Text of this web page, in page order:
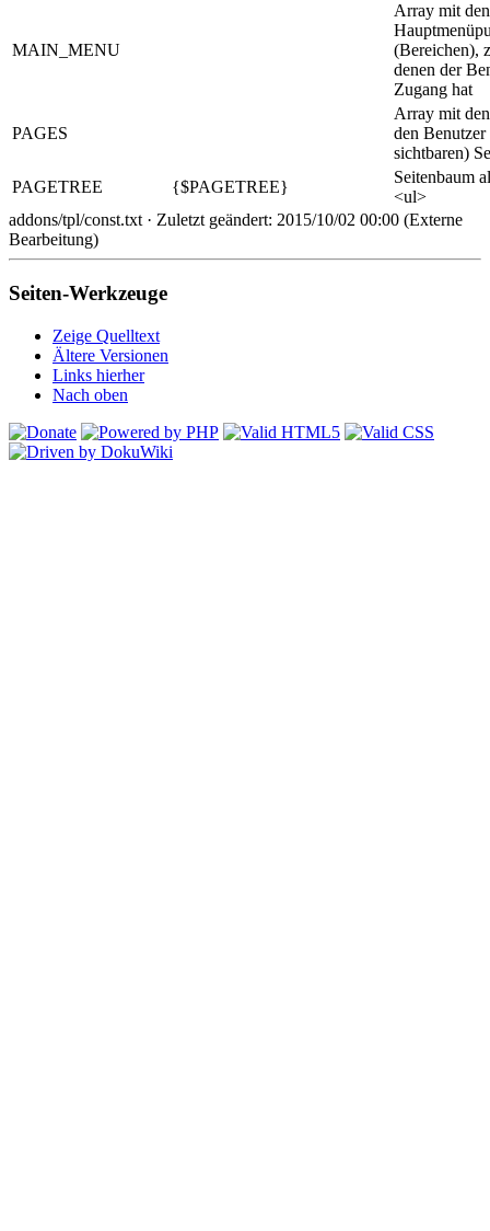
MAIN_MENU
Array mit den
(Bereichen),
denen der
Zugang hat
PAGES
Array mit
den Benutzer
sichtbaren)
PAGETREE
{$PAGETREE}
Seitenbaum
<ul>
addons/tpl/const.txt· Zuletzt geändert: 2015/10/02 00:00 (Externe
Bearbeitung)
Seiten-Werkzeuge
Zeige Quelltext
Ältere Versionen
Links hierher
Nach oben